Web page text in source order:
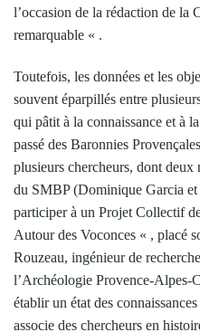
l’occasion de la rédaction de la
remarquable « .
Toutefois, les données et les
souvent éparpillés entre
qui pâtit à la connaissance et à
passé des Baronnies
plusieurs chercheurs, dont
du SMBP (Dominique Garcia
participer à un Projet Collectif
Autour des Voconces « , placé
Rouzeau, ingénieur de
l’Archéologie Provence-Alpes-
établir un état des
associe des chercheurs en